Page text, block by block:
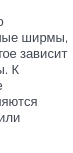
ширмы,
зависит
К